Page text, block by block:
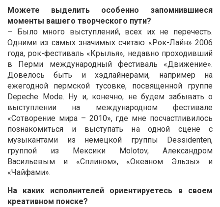
Можете выделить особенно запомнившиеся
моменты вашего творческого пути?
– Было много выступлений, всех их не перечесть.
Одними из самых значимых считаю «Рок-Лайн» 2006
года, рок-фестиваль «Крылья», недавно проходивший
в Перми международный фестиваль «Движение».
Довелось быть и хэдлайнерами, например на
ежегодной пермской тусовке, посвященной группе
Depeche Mode. Ну и, конечно, не будем забывать о
выступлении на международном фестивале
«Сотворение мира – 2010», где мне посчастливилось
познакомиться и выступать на одной сцене с
музыкантами из немецкой группы Dessidenten,
группой из Мексики Molotov, Александром
Васильевым и «Сплином», «Океаном Эльзы» и
«Чайфами».
На каких исполнителей ориентируетесь в своем
креативном поиске?